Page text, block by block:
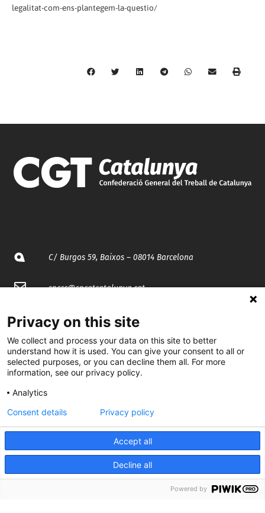
legalitat-com-ens-plantegem-la-questio/
C/ Burgos 59, Baixos – 08014 Barcelona
spccc@spcgtcatalunya.cat
935 120 481
@CGTCatalunya
cgtcatalunya
CGTCatalunya
Desenvolupat per
Privacy on this site
We collect and process your data on this site to better
understand how it is used. You can give your consent to all or
selected purposes, or you can decline them all. For more
information, see our privacy policy.
Analytics
Accept all
Decline all
Consent details Privacy policy
Powered by